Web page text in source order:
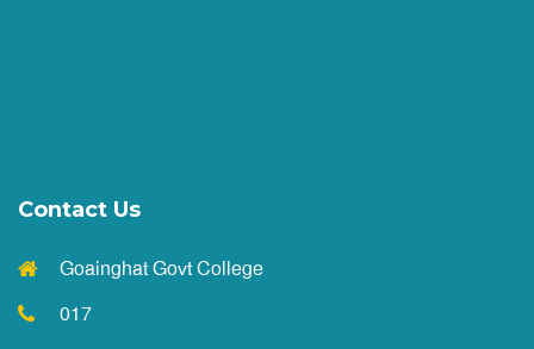
||Published: April 26, 2026
||Published: April 20, 2026
Contact Us
Goainghat Govt College
017